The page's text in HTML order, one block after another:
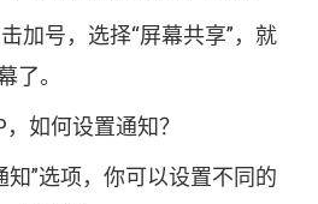
加号，选择“屏幕共享”，就
了。
如何设置通知？
”选项，你可以设置不同的